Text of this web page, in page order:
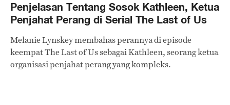
Penjelasan Tentang Sosok Kathleen, Ketua
Penjahat Perang di Serial The Last of Us
Melanie Lynskey membahas perannya di episode
keempat The Last of Us sebagai Kathleen, seorang ketua
organisasi penjahat perang yang kompleks.